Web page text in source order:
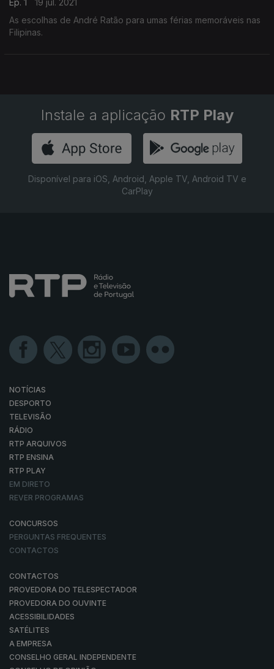
Ep. 1
19 jul. 2021
As escolhas de André Ratão para umas férias memoráveis nas
Filipinas.
Instale a aplicação RTP Play
Disponível para iOS, Android, Apple TV, Android TV e
CarPlay
NOTÍCIAS
DESPORTO
TELEVISÃO
RÁDIO
RTP ARQUIVOS
RTP ENSINA
RTP PLAY
EM DIRETO
REVER PROGRAMAS
CONCURSOS
PERGUNTAS FREQUENTES
CONTACTOS
CONTACTOS
PROVEDORA DO TELESPECTADOR
PROVEDORA DO OUVINTE
ACESSIBILIDADES
SATÉLITES
A EMPRESA
CONSELHO GERAL INDEPENDENTE